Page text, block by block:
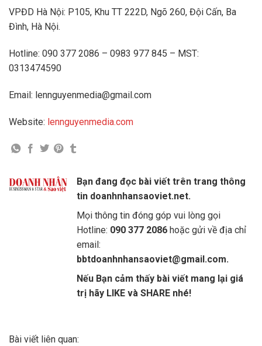
VPĐD Hà Nội: P105, Khu TT 222D, Ngõ 260, Đội Cấn, Ba
Đình, Hà Nội.
Hotline: 090 377 2086 – 0983 977 845 – MST:
0313474590
Email: lennguyenmedia@gmail.com
Website: lennguyenmedia.com
Bạn đang đọc bài viết trên trang thông
tin doanhnhansaoviet.net.
Mọi thông tin đóng góp vui lòng gọi
Hotline: 090 377 2086 hoặc gửi về địa chỉ
email:
bbtdoanhnhansaoviet@gmail.com.
Nếu Bạn cảm thấy bài viết mang lại giá
trị hãy LIKE và SHARE nhé!
Bài viết liên quan: